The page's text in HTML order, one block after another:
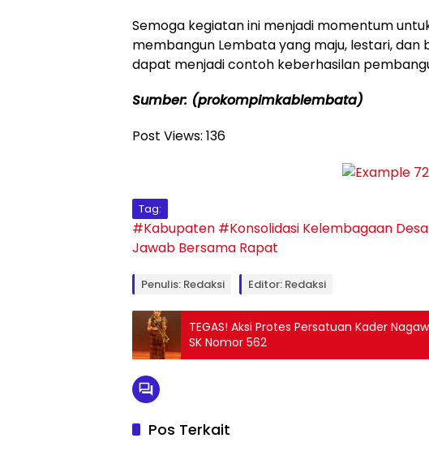
Semoga kegiatan ini menjadi momentum
membangun Lembata yang maju, lestari, dan
dapat menjadi contoh keberhasilan
Sumber: (prokompimkablembata)
Post Views: 136
Tag:
#Kabupaten #Konsolidasi Kelembagaan Desa
Jawab Bersama Rapat
Penulis: Redaksi Editor: Redaksi
TEGAS! Aksi Protes Persatuan Kader
SK Nomor 562
Pos Terkait